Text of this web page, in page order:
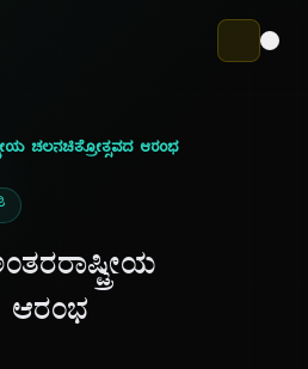
ಚಲನಚಿತ್ರೋತ್ಸವದ ಆರಂಭ
ಆರಂಭ